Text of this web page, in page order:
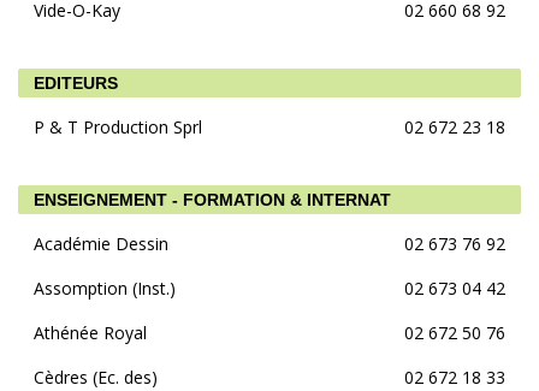
Vide-O-Kay 02 660 68 92
EDITEURS
P & T Production Sprl 02 672 23 18
ENSEIGNEMENT - FORMATION & INTERNAT
Académie Dessin
02 673 76 92
Assomption (Inst.)
02 673 04 42
Athénée Royal
02 672 50 76
Cèdres (Ec. des)
02 672 18 33